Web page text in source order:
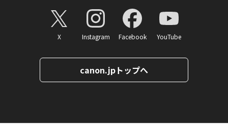
X Instagram Facebook YouTube
canon.jpトップへ